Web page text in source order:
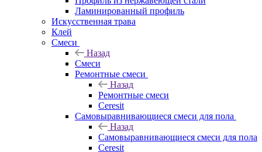
Ламинированный профиль
Искусственная трава
Клей
Смеси
Назад
Смеси
Ремонтные смеси
Назад
Ремонтные смеси
Ceresit
Самовыравнивающиеся смеси для пола
Назад
Самовыравнивающиеся смеси для пола
Ceresit